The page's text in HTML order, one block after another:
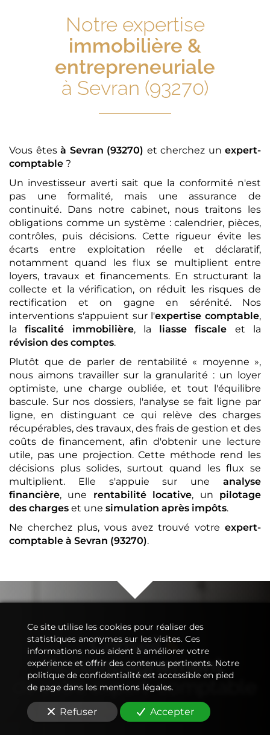
Notre expertise
immobilière &
entrepreneuriale
à Sevran (93270)
Vous êtes à Sevran (93270) et cherchez un expert-
comptable ?
Un investisseur averti sait que la conformité n'est
pas une formalité, mais une assurance de
continuité. Dans notre cabinet, nous traitons les
obligations comme un système : calendrier, pièces,
contrôles, puis décisions. Cette rigueur évite les
écarts entre exploitation réelle et déclaratif,
notamment quand les flux se multiplient entre
loyers, travaux et financements. En structurant la
collecte et la vérification, on réduit les risques de
rectification et on gagne en sérénité. Nos
interventions s'appuient sur l'expertise comptable,
lafiscalité immobilière, la liasse fiscale et la
révision des comptes.
Plutôt que de parler de rentabilité « moyenne »,
nous aimons travailler sur la granularité : un loyer
optimiste, une charge oubliée, et tout l'équilibre
bascule. Sur nos dossiers, l'analyse se fait ligne par
ligne, en distinguant ce qui relève des charges
récupérables, des travaux, des frais de gestion et des
coûts de financement, afin d'obtenir une lecture
utile, pas une projection. Cette méthode rend les
décisions plus solides, surtout quand les flux se
multiplient. Elle s'appuie sur une analyse
financière, une rentabilité locative, un pilotage
des charges et une simulation après impôts.
Ne cherchez plus, vous avez trouvé votre expert-
comptable à Sevran (93270).
Conseil&
Accompagnement
de votreexpert-comptable
Ce site utilise les cookies pour réaliser des
statistiques anonymes sur les visites. Ces
informations nous aident à améliorer votre
expérience et offrir des contenus pertinents. Notre
politique de confidentialité est accessible en pied
de page dans les mentions légales.
Refuser Accepter